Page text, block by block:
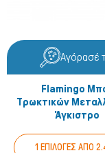
Αγόρασέ
Flamingo
Τρωκτικών
Άγκιστρο
1 ΕΠΙΛΟΓΕΣ ΑΠΟ